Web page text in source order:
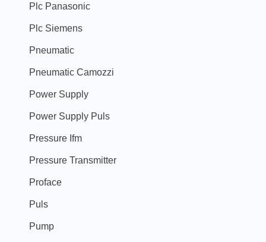
Plc Panasonic
Plc Siemens
Pneumatic
Pneumatic Camozzi
Power Supply
Power Supply Puls
Pressure Ifm
Pressure Transmitter
Proface
Puls
Pump